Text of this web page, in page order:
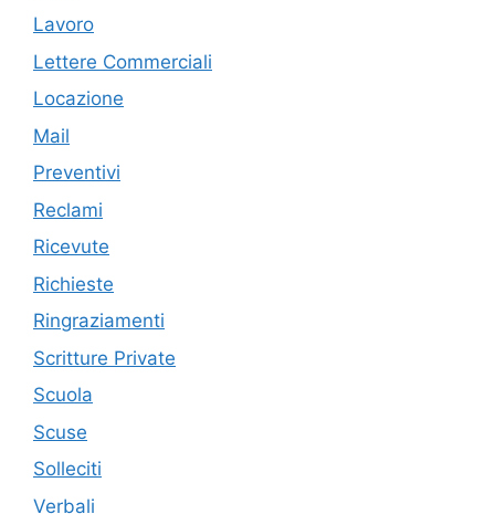
Lavoro
Lettere Commerciali
Locazione
Mail
Preventivi
Reclami
Ricevute
Richieste
Ringraziamenti
Scritture Private
Scuola
Scuse
Solleciti
Verbali